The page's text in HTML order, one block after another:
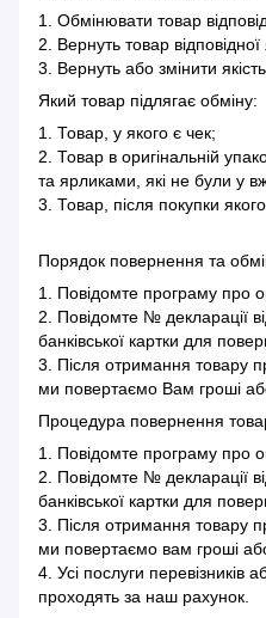
1. Обмінювати товар
2. Вернуть товар відповідної
3. Вернуть або змінити
Який товар підлягає обміну:
1. Товар, у якого є чек;
2. Товар в оригінальній
та ярликами, які не були у
3. Товар, після покупки
Порядок повернення та
1. Повідомте програму про
2. Повідомте № декларації
банківської картки для
3. Після отримання товару
ми повертаємо Вам гроші
Процедура повернення
1. Повідомте програму про
2. Повідомте № декларації
банківської картки для
3. Після отримання товару
ми повертаємо вам гроші
4. Усі послуги перевізників
проходять за наш рахунок.